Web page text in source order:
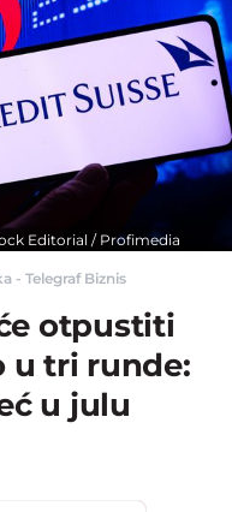
Editorial / Profimedia
- Telegraf Biznis
otpustiti
u tri runde:
u julu